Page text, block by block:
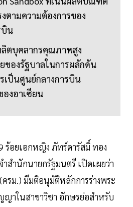
ตามความต้องการของ
บิน
ตบุคลากรคุณภาพสูง
องรัฐบาลในการผลักดัน
เป็นศูนย์กลางการบิน
องอาเซียน
อยเอกหญิง ภัทร์ดารัสมิ์ ทอง
สำนักนายกรัฐมนตรี เปิดเผยว่า
รม.) มีมติอนุมัติหลักการร่างพระ
าในสาขาวิชา อักษรย่อสำหรับ